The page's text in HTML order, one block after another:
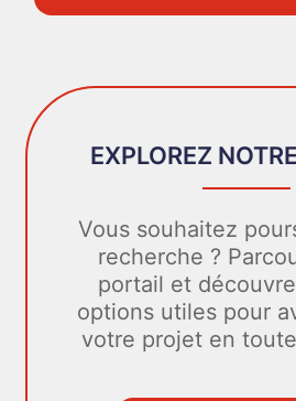
EXPLOREZ
Vous souhaitez
recherche ?
portail et
options utiles pour
votre projet en